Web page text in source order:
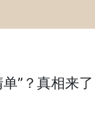
”？真相来了